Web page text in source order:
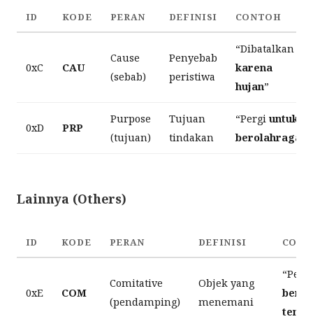
ID KODE PERAN DEFINISI CONTOH
0xC CAU
Cause
(sebab)
Penyebab
peristiwa
“Dibatalkan
karena
hujan”
0xD PRP
Purpose
(tujuan)
Tujuan
tindakan
“Pergi untuk
berolahraga
Lainnya (Others)
ID KODE PERAN DEFINISI
0xE COM
Comitative
(pendamping)
Objek yang
menemani
“Pergi